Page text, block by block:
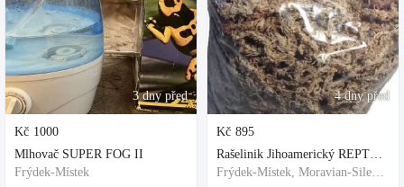
3 dny před
Kč 1000
Mlhovač SUPER FOG II
Frýdek-Místek
4 dny před
Kč 895
Rašelinik Jihoamerický REPTER - 5 balení - 500g -
Frýdek-Místek, Moravian-Silesian Region,Others